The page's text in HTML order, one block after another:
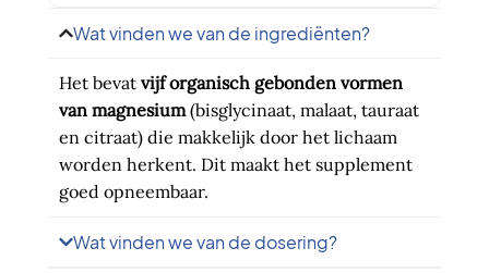
Wat vinden we van de ingrediënten?
Het bevat vijforganisch gebonden vormen
van magnesium(bisglycinaat, malaat, tauraat
en citraat) die makkelijk door het lichaam
worden herkent. Dit maakt het supplement
goed opneembaar.
Wat vinden we van de dosering?